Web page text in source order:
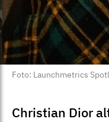
Foto: Launchmetrics
Christian Dior